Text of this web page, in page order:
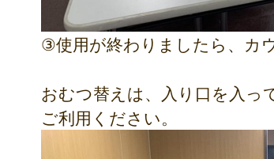
③使用が終わりましたら、カ
おむつ替えは、入り口を入っ
ご利用ください。